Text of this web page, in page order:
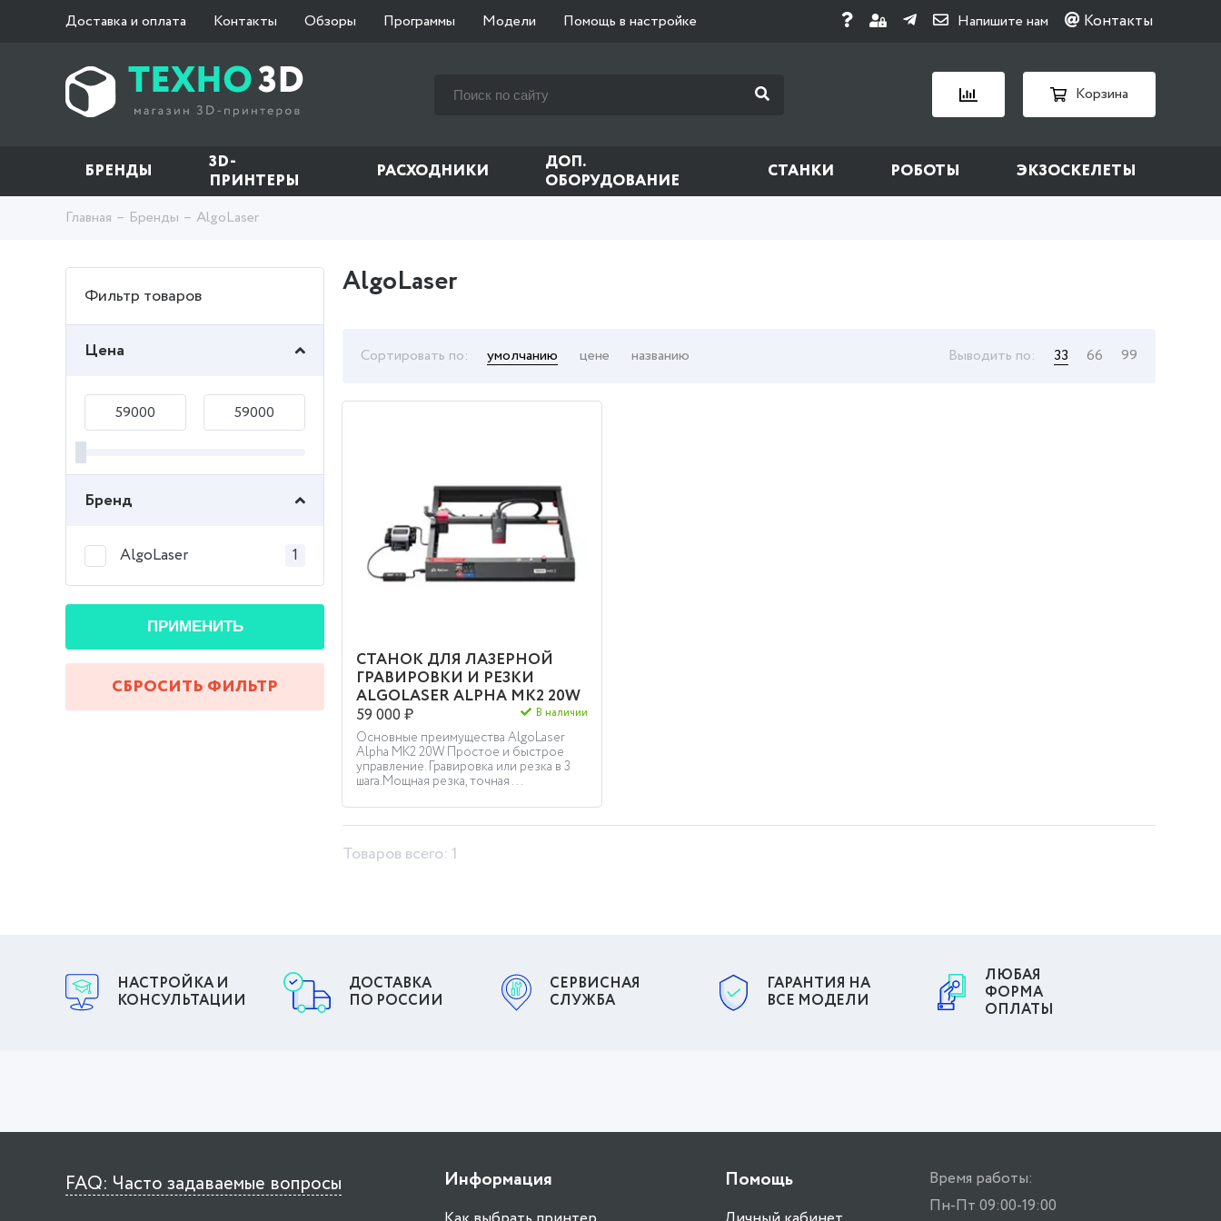
Доставка и оплата Контакты Обзоры Программы Модели Помощь в настройке Напишите нам Контакты
Корзина
БРЕНДЫ
3D-
ПРИНТЕРЫ
РАСХОДНИКИ
ДОП.
ОБОРУДОВАНИЕ
СТАНКИ РОБОТЫ ЭКЗОСКЕЛЕТЫ
Главная Бренды AlgoLaser
Фильтр товаров
Цена
Бренд
AlgoLaser 1
ПРИМЕНИТЬ
СБРОСИТЬ ФИЛЬТР
AlgoLaser
Сортировать по: умолчанию цене названию Выводить по: 33 66 99
СТАНОК ДЛЯ ЛАЗЕРНОЙ
ГРАВИРОВКИ И РЕЗКИ
ALGOLASER ALPHA MK2 20W
59 000 ₽
В наличии
Основные преимущества AlgoLaser
Alpha MK2 20W Простое и быстрое
управление. Гравировка или резка в 3
шага.Мощная резка, точная ...
КУПИТЬ
Товаров всего: 1
НАСТРОЙКА И
КОНСУЛЬТАЦИИ
ДОСТАВКА
ПО РОССИИ
СЕРВИСНАЯ
СЛУЖБА
ГАРАНТИЯ НА
ВСЕ МОДЕЛИ
ЛЮБАЯ
ФОРМА
ОПЛАТЫ
FAQ: Часто задаваемые вопросы Информация Помощь
Время работы:
Пн-Пт 09:00-19:00